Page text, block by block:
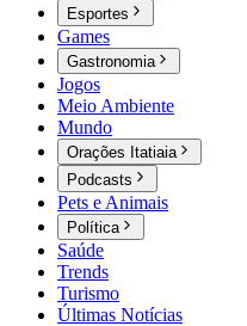
Esportes
Games
Gastronomia
Jogos
Meio Ambiente
Mundo
Orações Itatiaia
Podcasts
Pets e Animais
Política
Saúde
Trends
Turismo
Últimas Notícias